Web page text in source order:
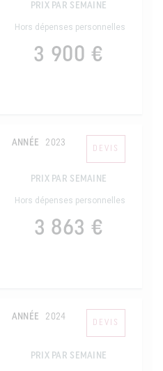
PRIX PAR SEMAINE
Hors dépenses personnelles
3 900 €
ANNÉE 2023
DEVIS
PRIX PAR SEMAINE
Hors dépenses personnelles
3 863 €
ANNÉE 2024
DEVIS
PRIX PAR SEMAINE